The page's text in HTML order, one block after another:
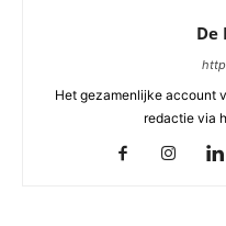
De
Het gezamenlijke account
redactie via